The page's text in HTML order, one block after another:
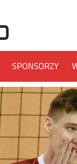
SPONSORZY